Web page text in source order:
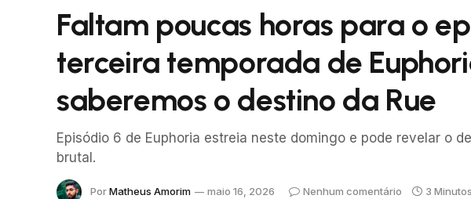
Faltam poucas horas para o
terceira temporada de
saberemos o destino da Rue
Episódio 6 de Euphoria estreia neste domingo e pode revelar o
brutal.
PorMatheus Amorim maio 16, 2026 Nenhum comentário 3